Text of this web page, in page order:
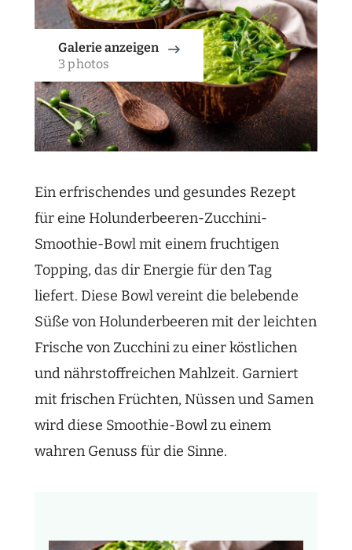
Galerie anzeigen
3 photos
Ein erfrischendes und gesundes Rezept
für eine Holunderbeeren-Zucchini-
Smoothie-Bowl mit einem fruchtigen
Topping, das dir Energie für den Tag
liefert. Diese Bowl vereint die belebende
Süße von Holunderbeeren mit der leichten
Frische von Zucchini zu einer köstlichen
und nährstoffreichen Mahlzeit. Garniert
mit frischen Früchten, Nüssen und Samen
wird diese Smoothie-Bowl zu einem
wahren Genuss für die Sinne.